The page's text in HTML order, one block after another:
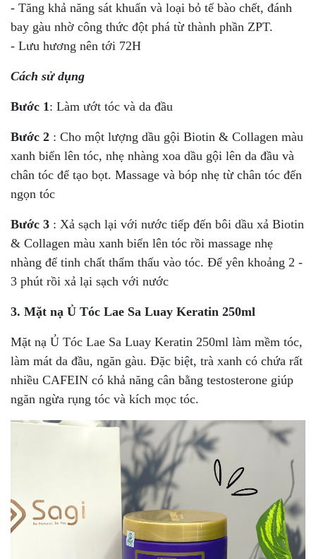
- Tăng khả năng sát khuẩn và loại bỏ tế bào chết, đánh
bay gàu nhờ công thức đột phá từ thành phần ZPT.
- Lưu hương nên tới 72H
Cách sử dụng
Bước 1: Làm ướt tóc và da đầu
Bước 2 : Cho một lượng dầu gội Biotin & Collagen màu
xanh biển lên tóc, nhẹ nhàng xoa dầu gội lên da đầu và
chân tóc để tạo bọt. Massage và bóp nhẹ từ chân tóc đến
ngọn tóc
Bước 3 : Xả sạch lại với nước tiếp đến bôi dầu xả Biotin
& Collagen màu xanh biển lên tóc rồi massage nhẹ
nhàng để tinh chất thẩm thấu vào tóc. Để yên khoảng 2 -
3 phút rồi xả lại sạch với nước
3. Mặt nạ Ủ Tóc Lae Sa Luay Keratin 250ml
Mặt nạ Ủ Tóc Lae Sa Luay Keratin 250ml làm mềm tóc,
làm mát da đầu, ngăn gàu. Đặc biệt, trà xanh có chứa rất
nhiều CAFEIN có khả năng cân bằng testosterone giúp
ngăn ngừa rụng tóc và kích mọc tóc.